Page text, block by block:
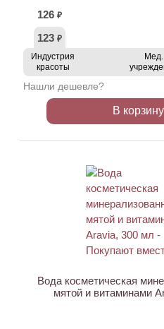
126 ₽
123 ₽
Индустрия
красоты
Мед.
Нашли дешевле?
В корзину
Вода косметическая
мятой и витаминами